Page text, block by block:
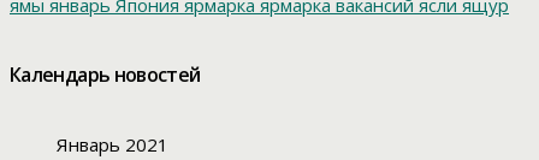
Календарь новостей
Январь 2021